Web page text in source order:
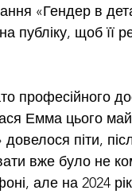
«Гендер в
щоб її
професійного
Емма цього
піти,
вже було не
але на 2024